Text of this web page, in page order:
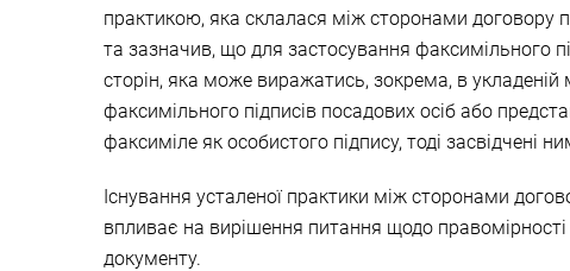
практикою, яка склалася між сторонами договору
та зазначив, що для застосування факсимільного
сторін, яка може виражатись, зокрема, в
факсимільного підписів посадових осіб або
факсиміле як особистого підпису, тоді
Існування усталеної практики між сторонами
впливає на вирішення питання щодо
документу.